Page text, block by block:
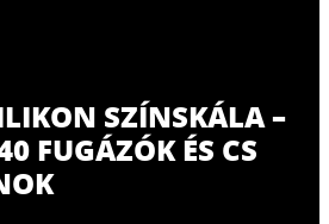
SZÍNSKÁLA –
FUGÁZÓK ÉS CS